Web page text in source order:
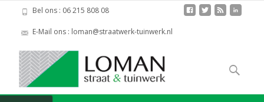
Bel ons : 06 215 808 08
E-Mail ons : loman@straatwerk-tuinwerk.nl
content
Zoeken